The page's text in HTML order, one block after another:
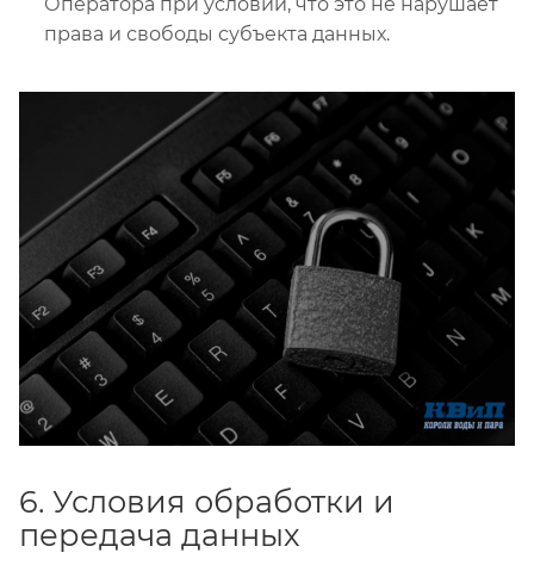
Оператора при условии, что это не нарушает
права и свободы субъекта данных.
6. Условия обработки и
передача данных